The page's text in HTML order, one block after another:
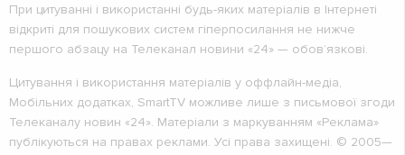
При цитуванні і використанні будь-яких матеріалів в Інтернеті
відкриті для пошукових систем гіперпосилання не нижче
першого абзацу на Телеканал новини «24» — обов’язкові.
Цитування і використання матеріалів у оффлайн-медіа,
Мобільних додатках, SmartTV можливе лише з письмової згоди
Телеканалу новин «24». Матеріали з маркуванням «Реклама»
публікуються на правах реклами. Усі права захищені. © 2005—